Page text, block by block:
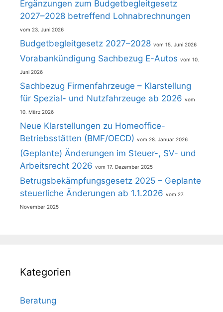
Ergänzungen zum Budgetbegleitgesetz
2027–2028 betreffend Lohnabrechnungen
23. Juni 2026
Budgetbegleitgesetz 2027–2028 15. Juni 2026
Vorabankündigung Sachbezug E-Autos 10.
Juni 2026
Sachbezug Firmenfahrzeuge – Klarstellung
für Spezial- und Nutzfahrzeuge ab 2026
10. März 2026
Neue Klarstellungen zu Homeoffice-
Betriebsstätten (BMF/OECD)
28. Januar 2026
(Geplante) Änderungen im Steuer-, SV- und
Arbeitsrecht 2026
17. Dezember 2025
Betrugsbekämpfungsgesetz 2025 – Geplante
steuerliche Änderungen ab 1.1.2026
27.
November 2025
Kategorien
Beratung